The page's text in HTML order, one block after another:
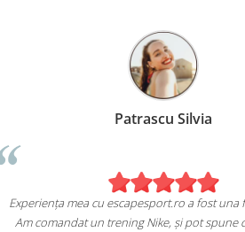
Patrascu Silvia
Experiența mea cu escapesport.ro a fost
Am comandat un trening Nike, și pot